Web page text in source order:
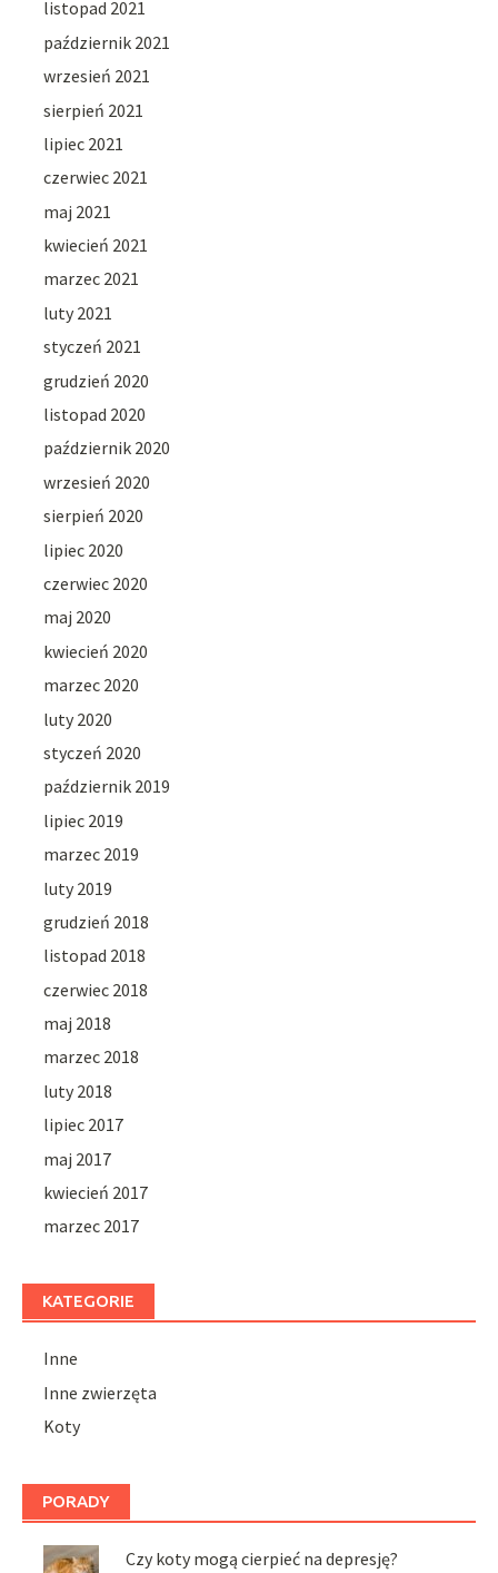
listopad 2021
październik 2021
wrzesień 2021
sierpień 2021
lipiec 2021
czerwiec 2021
maj 2021
kwiecień 2021
marzec 2021
luty 2021
styczeń 2021
grudzień 2020
listopad 2020
październik 2020
wrzesień 2020
sierpień 2020
lipiec 2020
czerwiec 2020
maj 2020
kwiecień 2020
marzec 2020
luty 2020
styczeń 2020
październik 2019
lipiec 2019
marzec 2019
luty 2019
grudzień 2018
listopad 2018
czerwiec 2018
maj 2018
marzec 2018
luty 2018
lipiec 2017
maj 2017
kwiecień 2017
marzec 2017
KATEGORIE
Inne
Inne zwierzęta
Koty
PORADY
Czy koty mogą cierpieć na depresję?